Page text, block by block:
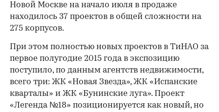
Новой Москве на начало июля в продаже
находилось 37 проектов в общей сложности на
275 корпусов.
При этом полностью новых проектов в ТиНАО за
первое полугодие 2015 года в экспозицию
поступило, по данным агентств недвижимости,
всего три: ЖК «Новая Звезда», ЖК «Испанские
кварталы» и ЖК «Бунинские луга». Проект
«Легенда №18» позиционируется как новый, но